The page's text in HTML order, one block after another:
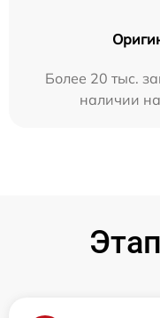
Более 20 тыс.
наличии